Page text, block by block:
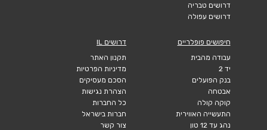
דרושים טבריה
דרושים עפולה
חיפושים פופלריים
עבודה מהבית
יד 2
בנק הפועלים
אבטחה
קוקה קולה
התעשייה האווירית
נהג עד 12 טון
דרושים IL
תקנון האתר
מדיניות הפרטיות
הסכם מעסיקים
הצהרת נגישות
כל החברות
חברות בישראל
צור קשר